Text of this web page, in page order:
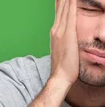
vyplácení bonusu i
500,- Kč […]